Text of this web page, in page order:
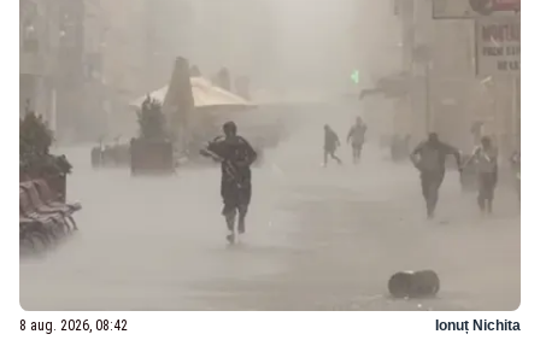
8 aug. 2026, 08:42 Ionuț Nichita